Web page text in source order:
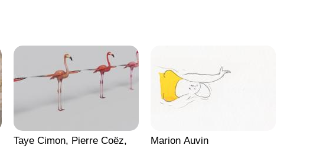
Taye Cimon, Pierre Coëz,
Marion Auvin